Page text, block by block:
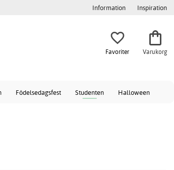
Information Inspiration
Favoriter Varukorg
Födelsedagsfest Studenten Halloween